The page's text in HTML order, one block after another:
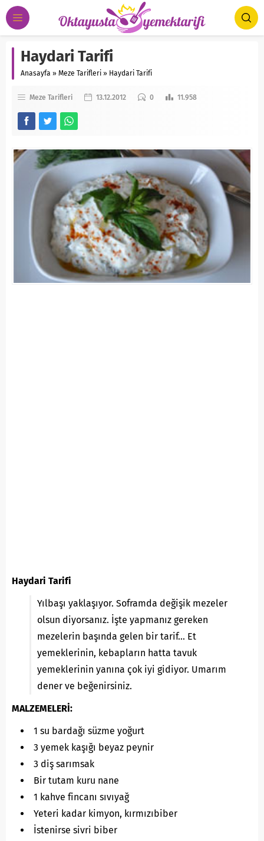
Haydari Tarifi
Anasayfa » Meze Tarifleri » Haydari Tarifi
Meze Tarifleri 13.12.2012 0 11.958
Haydari Tarifi
Yılbaşı yaklaşıyor. Soframda değişik mezeler
olsun diyorsanız. İşte yapmanız gereken
mezelerin başında gelen bir tarif… Et
yemeklerinin, kebapların hatta tavuk
yemeklerinin yanına çok iyi gidiyor. Umarım
dener ve beğenirsiniz.
MALZEMELERİ:
1 su bardağı süzme yoğurt
3 yemek kaşığı beyaz peynir
3 diş sarımsak
Bir tutam kuru nane
1 kahve fincanı sıvıyağ
Yeteri kadar kimyon, kırmızıbiber
İstenirse sivri biber